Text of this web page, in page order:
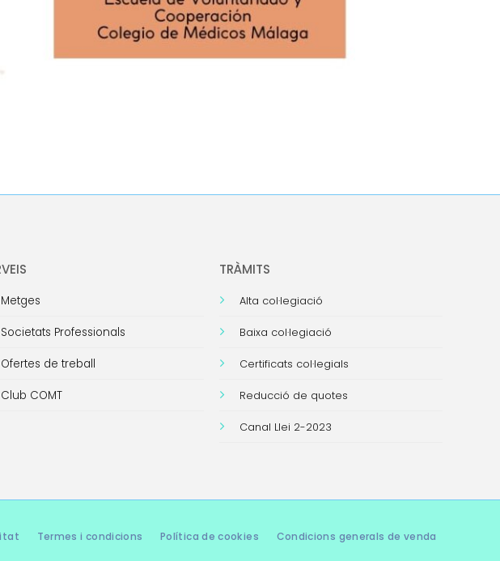
Metges
Societats Professionals
Ofertes de treball
Club COMT
TRÀMITS
Alta col·legiació
Baixa col·legiació
Certificats col·legials
Reducció de quotes
Canal Llei 2-2023
Termes i condicions Política de cookies Condicions generals de venda